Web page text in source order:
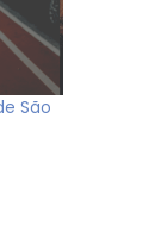
São